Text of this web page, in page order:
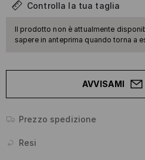
Controlla la tua taglia
Il prodotto non è attualmente
sapere in anteprima quando torna a
AVVISAMI
Prezzo spedizione
Resi